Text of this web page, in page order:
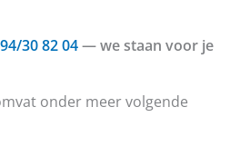
30 82 04— we staan voor je
onder meer volgende